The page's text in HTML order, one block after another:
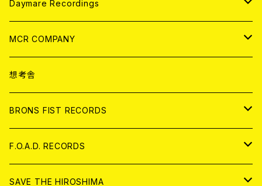
アパレル
ANALOG
CD
ANALOG
Daymare Recordings
CD
ANALOG
MCR COMPANY
CD
アパレル
ANALOG
想考舎
BRONS FIST RECORDS
CD
ANALOG
F.O.A.D. RECORDS
CD
SAVE THE HIROSHIMA